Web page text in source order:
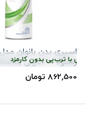
رکسونا 200میلی (Rexona)
با ترب‌پی بدون کارمزد
862,500 تومان
بدون کارمزد